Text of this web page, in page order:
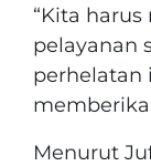
“Kita
pelayanan
perhelatan
Menurut